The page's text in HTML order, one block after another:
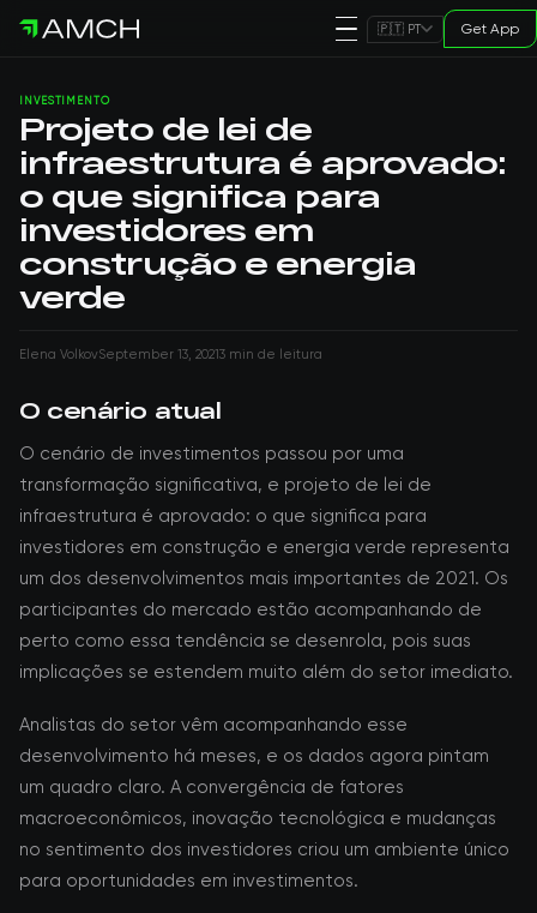
🇵🇹 PT Get App
INVESTIMENTO
Projeto de lei de
infraestrutura é aprovado:
o que significa para
investidores em
construção e energia
verde
Elena VolkovSeptember 13, 20213 min de leitura
O cenário atual
O cenário de investimentos passou por uma
transformação significativa, e projeto de lei de
infraestrutura é aprovado: o que significa para
investidores em construção e energia verde representa
um dos desenvolvimentos mais importantes de 2021. Os
participantes do mercado estão acompanhando de
perto como essa tendência se desenrola, pois suas
implicações se estendem muito além do setor imediato.
Analistas do setor vêm acompanhando esse
desenvolvimento há meses, e os dados agora pintam
um quadro claro. A convergência de fatores
macroeconômicos, inovação tecnológica e mudanças
no sentimento dos investidores criou um ambiente único
para oportunidades em investimentos.